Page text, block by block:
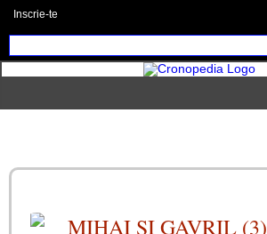
Inscrie-te
MIHAI ŞI GAVRIL (3)